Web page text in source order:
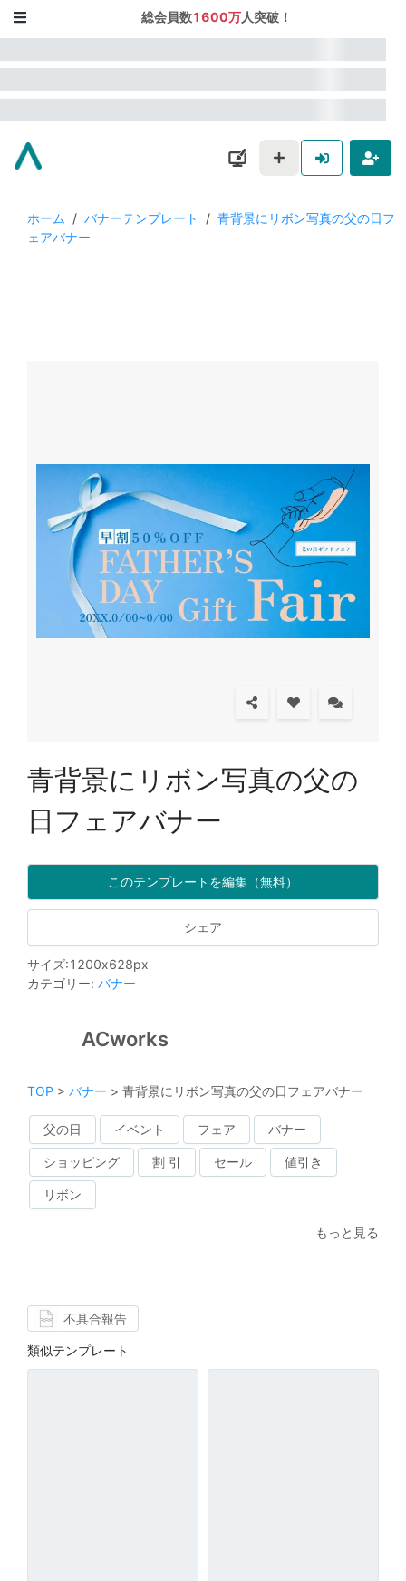
総会員数1600万人突破！
ホーム / バナーテンプレート / 青背景にリボン写真の父の日フ
ェアバナー
青背景にリボン写真の父の
日フェアバナー
このテンプレートを編集（無料）
シェア
サイズ:1200x628px
カテゴリー: バナー
ACworks
TOP > バナー > 青背景にリボン写真の父の日フェアバナー
父の日 イベント フェア バナー
ショッピング 割 引 セール 値引き
リボン
もっと見る
不具合報告
類似テンプレート